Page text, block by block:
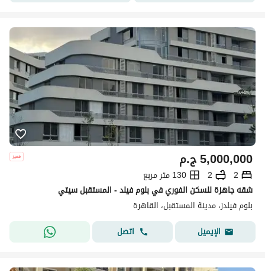
ج.م5,000,000
2
2
130 متر مربع
شقه جاهزة للسكن الفوري في بلوم فيلد - المستقبل سيتي
بلوم فيلدز، مدينة المستقبل، القاهرة
الإيميل
اتصل